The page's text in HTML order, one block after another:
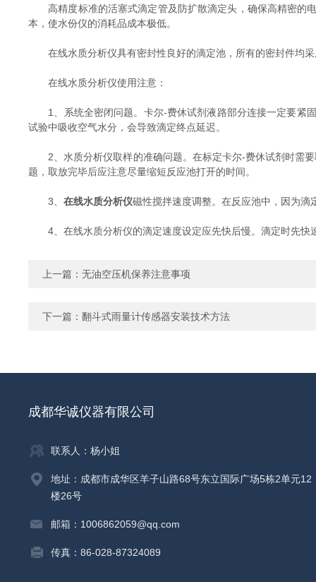
高精度标准的活塞式滴定管及防扩散滴定头，确保高精密的电
本，使水份仪的消耗品成本极低。
在线水质分析仪具有密封性良好的滴定池，所有的密封件均采
在线水质分析仪使用注意：
1、系统全密闭问题。卡尔-费休试剂液路部分连接一定要紧固
试验中吸收空气水分，会导致滴定终点延迟。
2、水质分析仪取样的准确问题。在标定卡尔-费休试剂时需要
题，取放完毕后应注意尽量缩短反应池打开的时间。
3、 在线水质分析仪磁性搅拌速度调整。在反应池中，因为
4、在线水质分析仪的滴定速度设定应先快后慢。滴定时先快
上一篇： 无油空压机保养注意事项
下一篇： 翻斗式雨量计传感器安装技术方法
成都华诚仪器有限公司
联系人：杨小姐
地址：成都市成华区羊子山路68号东立国际广场5栋2单元12
楼26号
邮箱：1006862059@qq.com
传真：86-028-87324089